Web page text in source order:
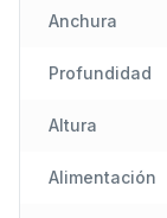
Anchura
Profundidad
Altura
Alimentación